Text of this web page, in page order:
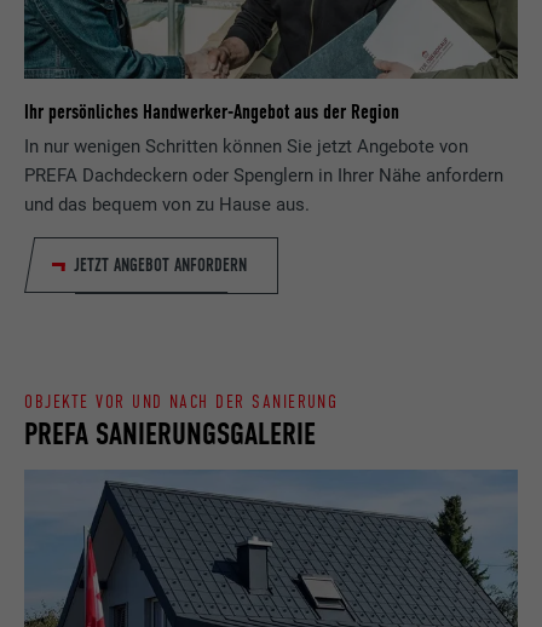
Ihr persönliches Handwerker-Angebot aus der Region
In nur wenigen Schritten können Sie jetzt Angebote von
PREFA Dachdeckern oder Spenglern in Ihrer Nähe anfordern
und das bequem von zu Hause aus.
JETZT ANGEBOT ANFORDERN
PREFA SANIERUNGSGALERIE
OBJEKTE VOR UND NACH DER SANIERUNG
Besucher die Website nutzt, zu generieren.
Name _gaexp
Anbieter
Laufzeit 90 Tage
Wird testweise gesetzt, um zu prüfen, ob
der Browser das Setzen von Cookies
Anbieter ads.linkedin.com
Laufzeit Sitzung
Speichert die vom Benutzer ausgewählte
Sprach version einer Webseite.
Zweck
Eingestellt von LinkedIn, wenn eine
Webseite ein eingebettetes "Folgen Sie
uns"-Fenster enthält.
Name bcookie
Anbieter LinkedIn